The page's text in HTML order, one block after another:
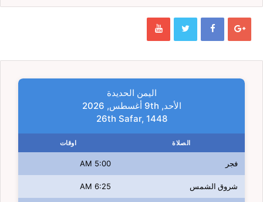
اليمن الحديدة
الأحد, 9th أغسطس, 2026
26th Safar, 1448
الصلاة اوقات
فجر 5:00 AM
شروق الشمس 6:25 AM